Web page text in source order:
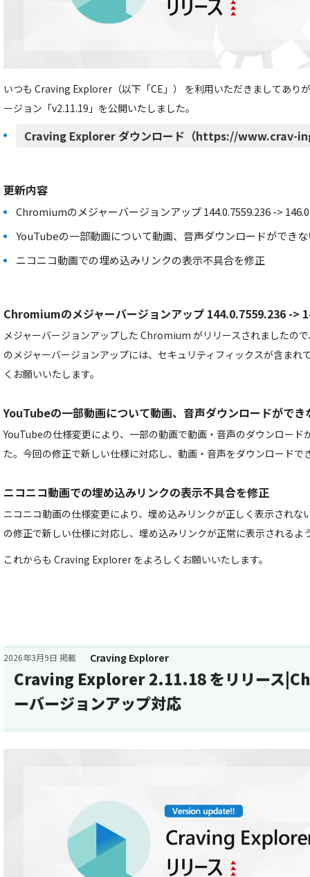
いつも Craving Explorer（以下「CE」） を利用いただきましてあり
ージョン「v2.11.19」を公開いたしました。
Craving Explorer ダウンロード（https://www.crav-
更新内容
Chromiumのメジャーバージョンアップ 144.0.7559.236 ->
YouTubeの一部動画について動画、音声ダウンロードができ
ニコニコ動画での埋め込みリンクの表示不具合を修正
Chromiumのメジャーバージョンアップ 144.0.7559.236 ->
メジャーバージョンアップした Chromium がリリースされましたの
のメジャーバージョンアップには、セキュリティフィックスが含まれ
くお願いいたします。
YouTubeの一部動画について動画、音声ダウンロードができ
YouTubeの仕様変更により、一部の動画で動画・音声のダウンロード
た。今回の修正で新しい仕様に対応し、動画・音声をダウンロードで
ニコニコ動画での埋め込みリンクの表示不具合を修正
ニコニコ動画の仕様変更により、埋め込みリンクが正しく表示されな
の修正で新しい仕様に対応し、埋め込みリンクが正常に表示されるよ
これからも Craving Explorer をよろしくお願いいたします。
Craving Explorer
2026年3月9日 掲載
Craving Explorer 2.11.18 をリリース
ーバージョンアップ対応